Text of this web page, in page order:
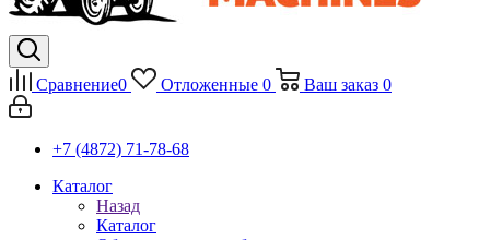
Сравнение0 Отложенные 0 Ваш заказ 0
+7 (4872) 71-78-68
Каталог
Назад
Каталог